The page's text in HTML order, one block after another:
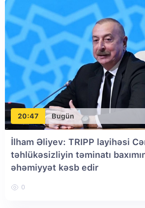
20:47 Bugün
İlham Əliyev: TRIPP layihəsi
təhlükəsizliyin təminatı
əhəmiyyət kəsb edir
0